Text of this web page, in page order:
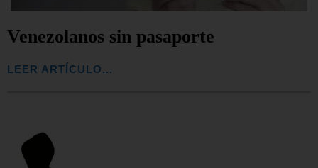
Venezolanos sin pasaporte
LEER ARTÍCULO...